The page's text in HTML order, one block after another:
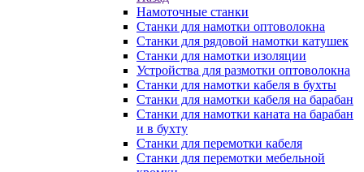
Намоточные станки
Станки для намотки оптоволокна
Станки для рядовой намотки катушек
Станки для намотки изоляции
Устройства для размотки оптоволокна
Станки для намотки кабеля в бухты
Станки для намотки кабеля на барабан
Станки для намотки каната на барабан
и в бухту
Станки для перемотки кабеля
Станки для перемотки мебельной